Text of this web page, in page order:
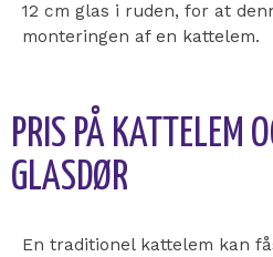
12 cm glas i ruden, for at
monteringen af en kattelem.
PRIS PÅ KATTELEM
GLASDØR
En traditionel kattelem kan